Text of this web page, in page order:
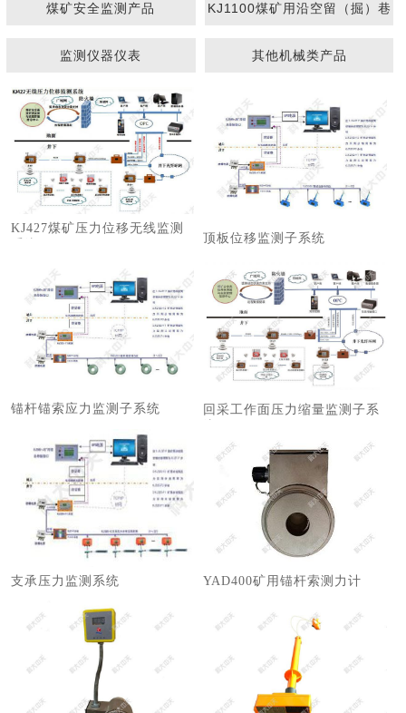
煤矿安全监测产品 KJ1100煤矿用沿空留（掘）巷
监测仪器仪表
其他机械类产品
KJ427煤矿压力位移无线监测
顶板位移监测子系统
锚杆锚索应力监测子系统
回采工作面压力缩量监测子系
支承压力监测系统 YAD400矿用锚杆索测力计